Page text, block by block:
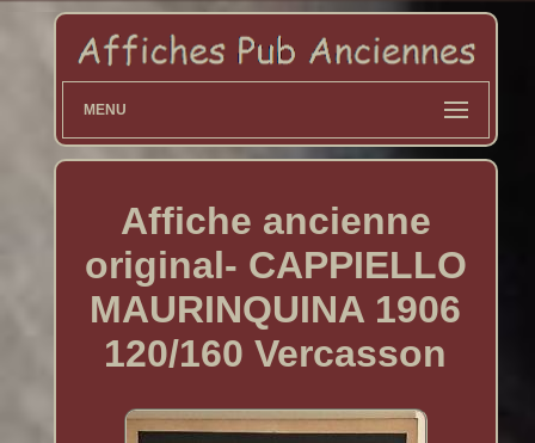
MENU
Affiche ancienne
original- CAPPIELLO
MAURINQUINA 1906
120/160 Vercasson